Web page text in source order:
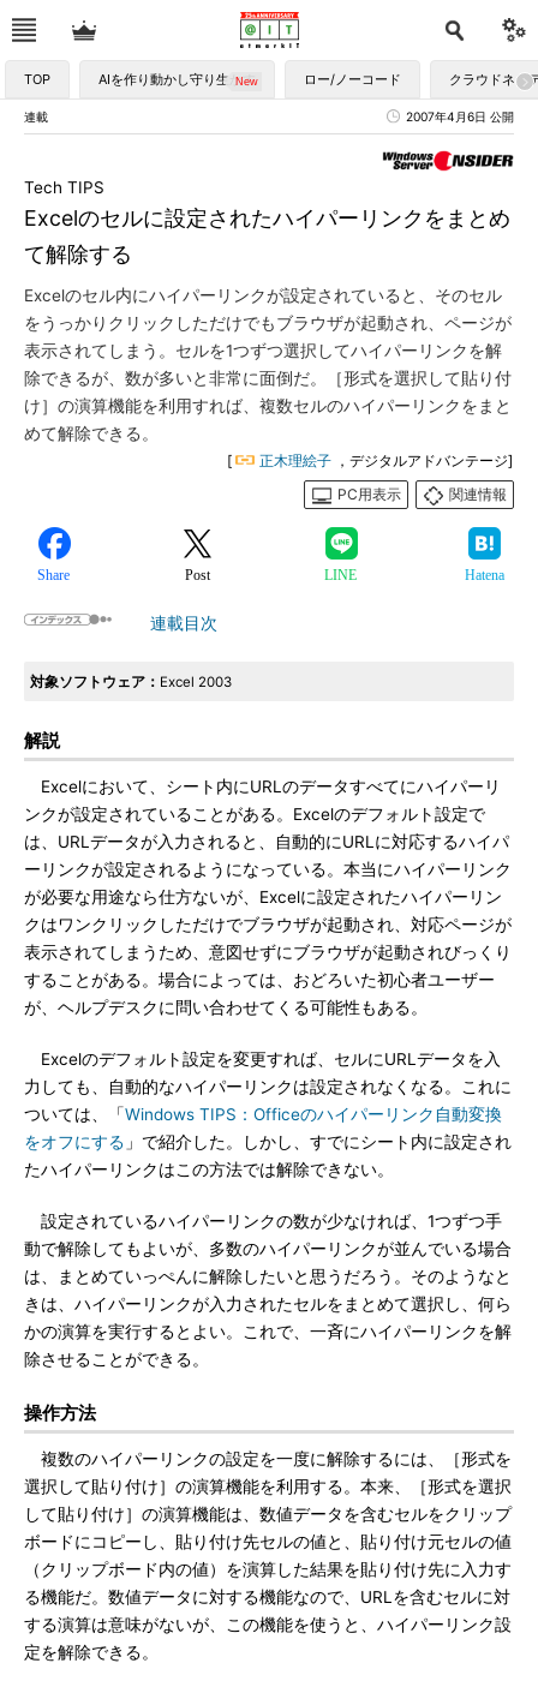
TOP AIを作り動かし守り生かす ロー/ノーコード クラウドネイ
連載 2007年4月6日 公開
Excelのセルに設定されたハイパーリンクをまとめ
て解除する
Tech TIPS
Excelのセル内にハイパーリンクが設定されていると、そのセル
をうっかりクリックしただけでもブラウザが起動され、ページが
表示されてしまう。セルを1つずつ選択してハイパーリンクを解
除できるが、数が多いと非常に面倒だ。［形式を選択して貼り付
け］の演算機能を利用すれば、複数セルのハイパーリンクをまと
めて解除できる。
[ 正木理絵子 ，デジタルアドバンテージ]
PC用表示
関連情報
Share Post LINE Hatena
連載目次
対象ソフトウェア： Excel 2003
解説
Excelにおいて、シート内にURLのデータすべてにハイパーリ
ンクが設定されていることがある。Excelのデフォルト設定で
は、URLデータが入力されると、自動的にURLに対応するハイパ
ーリンクが設定されるようになっている。本当にハイパーリンク
が必要な用途なら仕方ないが、Excelに設定されたハイパーリン
クはワンクリックしただけでブラウザが起動され、対応ページが
表示されてしまうため、意図せずにブラウザが起動されびっくり
することがある。場合によっては、おどろいた初心者ユーザー
が、ヘルプデスクに問い合わせてくる可能性もある。
Excelのデフォルト設定を変更すれば、セルにURLデータを入
力しても、自動的なハイパーリンクは設定されなくなる。これに
ついては、「Windows TIPS：Officeのハイパーリンク自動変換
をオフにする 」で紹介した。しかし、すでにシート内に設定され
たハイパーリンクはこの方法では解除できない。
設定されているハイパーリンクの数が少なければ、1つずつ手
動で解除してもよいが、多数のハイパーリンクが並んでいる場合
は、まとめていっぺんに解除したいと思うだろう。そのようなと
きは、ハイパーリンクが入力されたセルをまとめて選択し、何ら
かの演算を実行するとよい。これで、一斉にハイパーリンクを解
除させることができる。
操作方法
複数のハイパーリンクの設定を一度に解除するには、［形式を
選択して貼り付け］の演算機能を利用する。本来、［形式を選択
して貼り付け］の演算機能は、数値データを含むセルをクリップ
ボードにコピーし、貼り付け先セルの値と、貼り付け元セルの値
（クリップボード内の値）を演算した結果を貼り付け先に入力す
る機能だ。数値データに対する機能なので、URLを含むセルに対
する演算は意味がないが、この機能を使うと、ハイパーリンク設
定を解除できる。